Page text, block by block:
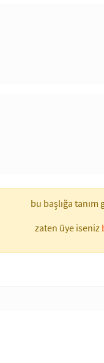
bu başlığa tanım
zaten üye iseniz